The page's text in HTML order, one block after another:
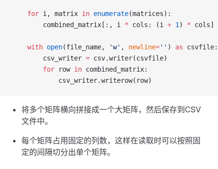
    for
i, matrix in enumerate(matrices):
        combined_matrix[:, i
* cols: (i + 1 ) * cols]
    with
open(file_name, 'w' , newline='' ) as csvfile:
        csv_writer
= csv.writer(csvfile)
        for
row in combined_matrix:
            csv_writer.writerow(row)
将多个矩阵横向拼接成一个大矩阵，然后保存到CSV
文件中。
每个矩阵占用固定的列数，这样在读取时可以按照固
定的间隔切分出单个矩阵。